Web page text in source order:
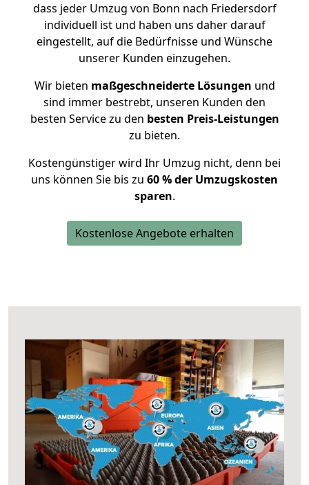
dass jeder Umzug von Bonn nach Friedersdorf
individuell ist und haben uns daher darauf
eingestellt, auf die Bedürfnisse und Wünsche
unserer Kunden einzugehen.
Wir bieten maßgeschneiderte Lösungen und
sind immer bestrebt, unseren Kunden den
besten Service zu den besten Preis-Leistungen
zu bieten.
Kostengünstiger wird Ihr Umzug nicht, denn bei
uns können Sie bis zu 60 % der Umzugskosten
sparen.
Kostenlose Angebote erhalten